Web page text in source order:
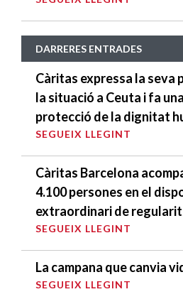
DARRERES ENTRADES
Càritas expressa la seva
la situació a Ceuta i fa
protecció de la dignitat
SEGUEIX LLEGINT
Càritas Barcelona
4.100 persones en el
extraordinari de
SEGUEIX LLEGINT
La campana que canvia
SEGUEIX LLEGINT